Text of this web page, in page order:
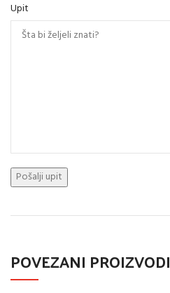
Upit
POVEZANI PROIZVODI